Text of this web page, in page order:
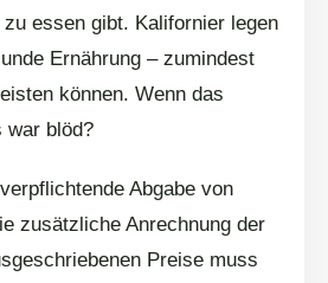
essen gibt. Kalifornier legen
Ernährung – zumindest
können. Wenn das
war blöd?
Abgabe von
zusätzliche Anrechnung der
Preise muss